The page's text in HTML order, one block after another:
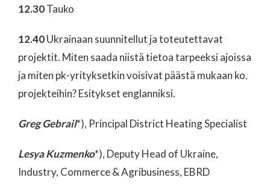
12.30Tauko
12.40Ukrainaan suunnitellut ja toteutettavat
projektit. Miten saada niistä tietoa tarpeeksi ajoissa
ja miten pk-yrityksetkin voisivat päästä mukaan ko.
projekteihin? Esitykset englanniksi.
Greg Gebrail*), Principal District Heating Specialist
Lesya Kuzmenko*), Deputy Head of Ukraine,
Industry, Commerce & Agribusiness, EBRD